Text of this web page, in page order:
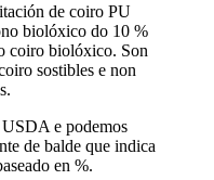
de coiro PU
biolóxico do 10 %
coiro biolóxico. Son
sostibles e non
e podemos
de balde que indica
en %.